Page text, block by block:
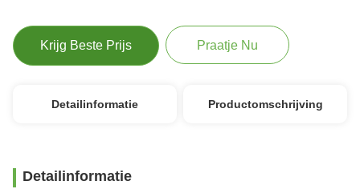
Krijg Beste Prijs Praatje Nu
Detailinformatie Productomschrijving
Detailinformatie